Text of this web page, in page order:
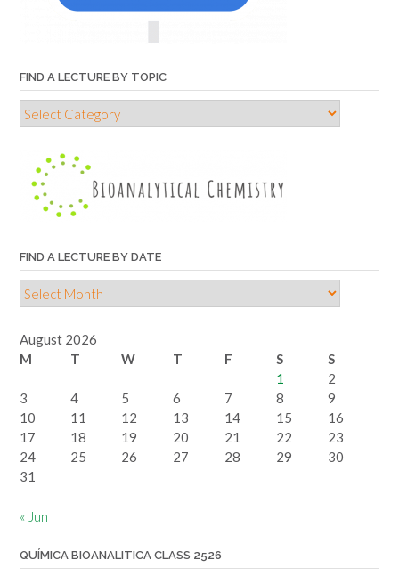
FIND A LECTURE BY TOPIC
Find
a
topic
FIND A LECTURE BY DATE
Find
a
by
date
August 2026
M
T W T F S
S
1
2
3
4 5 6 7 8
9
10
11 12 13 14 15
16
17
18 19 20 21 22
23
24
25 26 27 28 29
30
31
« Jun
QUÍMICA BIOANALITICA CLASS 2526